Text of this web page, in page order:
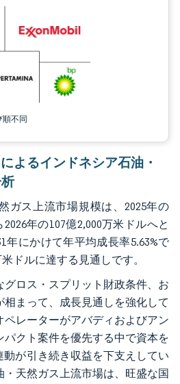
順不同
よるインドネシア石油・
ガス上流市場規模は、2025年の
年の107億2,000万米ドルへと
年にかけて年平均成長率5.63%で
ドルに達する見通しです。
ロス・スプリット財政条件、お
相まって、成長見通しを強化して
レーターがアバディおよびアン
パクト案件を優先する中で資本を
が引き続き収益を下支えしてい
・天然ガス上流市場は、旺盛な国